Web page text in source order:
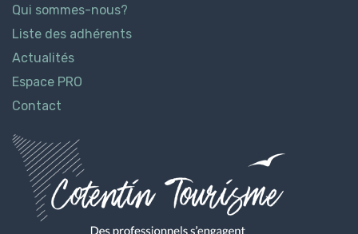
Qui sommes-nous?
Liste des adhérents
Actualités
Espace PRO
Contact